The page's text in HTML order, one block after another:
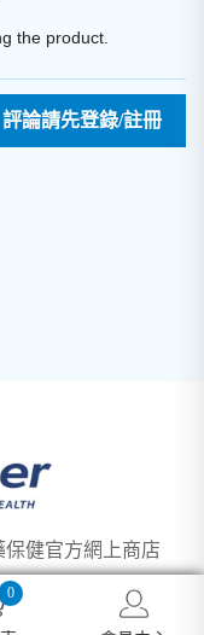
Got it!
0
the product.
評論請先登錄/註冊
健官方網上商店